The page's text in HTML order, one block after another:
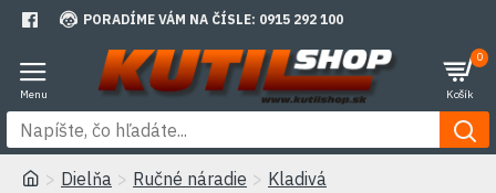
PORADÍME VÁM NA ČÍSLE: 0915 292 100
0
Dielňa Ručné náradie
Kladivá